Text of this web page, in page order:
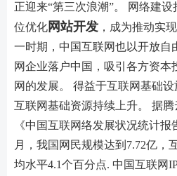
正迎来“第三次浪潮”。 网络建
位优化网站开发 ，成为推动实
一时期，中国互联网也以开放自
网企业落户中国，吸引各方资本
网的发展。 得益于互联网基础
互联网基础资源持续上升。 据
《中国互联网络发展状况统计报
月，我国网民规模达到7.72亿，
均水平4.1个百分点. 中国互联网